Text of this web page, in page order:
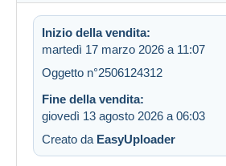
Inizio della vendita:
martedì 17 marzo 2026 a 11:07
Oggetto n°2506124312
Fine della vendita:
giovedì 13 agosto 2026 a 06:03
Creato da EasyUploader